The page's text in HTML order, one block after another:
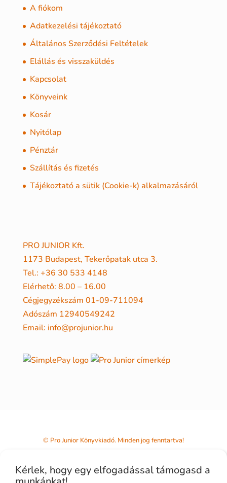
A fiókom
Adatkezelési tájékoztató
Általános Szerződési Feltételek
Elállás és visszaküldés
Kapcsolat
Könyveink
Kosár
Nyitólap
Pénztár
Szállítás és fizetés
Tájékoztató a sütik (Cookie-k) alkalmazásáról
PRO JUNIOR Kft.
1173 Budapest, Tekerőpatak utca 3.
Tel.: +36 30 533 4148
Elérhető: 8.00 – 16.00
Cégjegyzékszám 01-09-711094
Adószám 12940549242
Email: info@projunior.hu
© Pro Junior Könyvkiadó. Minden jog fenntartva!
Kérlek, hogy egy elfogadással támogasd a